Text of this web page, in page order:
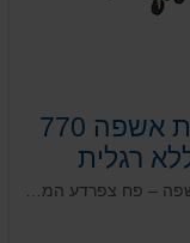
עגלת אשפה 770
רגלית